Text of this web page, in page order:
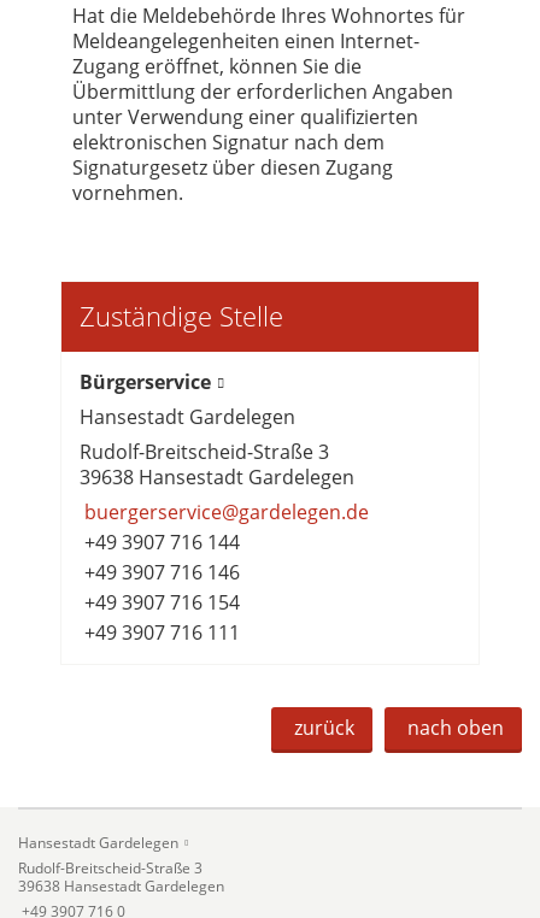
Hat die Meldebehörde Ihres Wohnortes für
Meldeangelegenheiten einen Internet-
Zugang eröffnet, können Sie die
Übermittlung der erforderlichen Angaben
unter Verwendung einer qualifizierten
elektronischen Signatur nach dem
Signaturgesetz über diesen Zugang
vornehmen.
Zuständige Stelle
Bürgerservice
Hansestadt Gardelegen
Rudolf-Breitscheid-Straße 3
39638 Hansestadt Gardelegen
buergerservice@gardelegen.de
+49 3907 716 144
+49 3907 716 146
+49 3907 716 154
+49 3907 716 111
zurück nach oben
Hansestadt Gardelegen
Rudolf-Breitscheid-Straße 3
39638 Hansestadt Gardelegen
+49 3907 716 0